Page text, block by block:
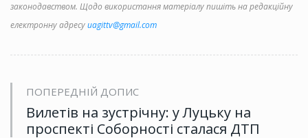
законодавством. Щодо використання матеріалу пишіть на редакційну
електронну адресуuagittv@gmail.com
ПОПЕРЕДНІЙ ДОПИС
Вилетів на зустрічну: у Луцьку на
проспекті Соборності сталася ДТП